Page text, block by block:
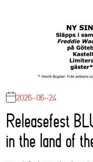
2026-06-24
Releasefest
in the land of